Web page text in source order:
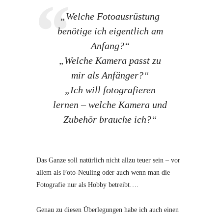
„Welche Fotoausrüstung
benötige ich eigentlich am
Anfang?“
„Welche Kamera passt zu
mir als Anfänger?“
„Ich will fotografieren
lernen – welche Kamera und
Zubehör brauche ich?“
Das Ganze soll natürlich nicht allzu teuer sein – vor
allem als Foto-Neuling oder auch wenn man die
Fotografie nur als Hobby betreibt….
Genau zu diesen Überlegungen habe ich auch einen